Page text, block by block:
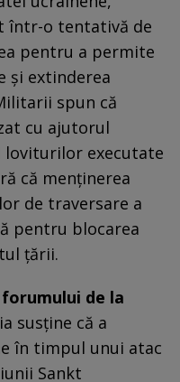
într-o tentativă de
pentru a permite
și extinderea
spun că
cu ajutorul
loviturilor executate
că menținerea
de traversare a
pentru blocarea
țării.
de la
susține că a
în timpul unui atac
Sankt